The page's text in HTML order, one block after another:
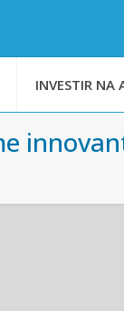
INVESTIR NA